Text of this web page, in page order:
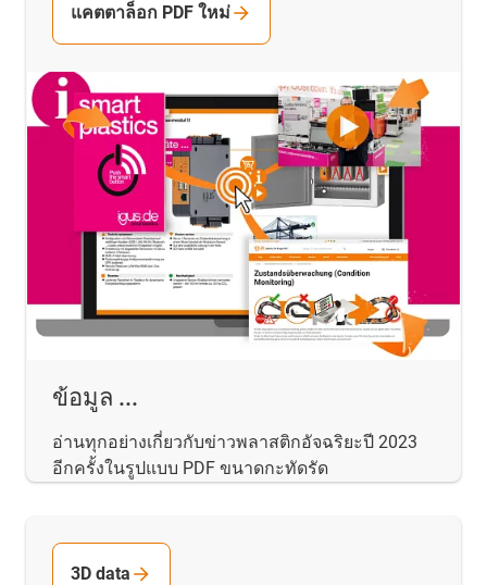
ข้อมูล ...
อ่านทุกอย่างเกี่ยวกับข่าวพลาสติกอัจฉริยะปี 2023
อีกครั้งในรูปแบบ PDF ขนาดกะทัดรัด
แคตตาล็อก PDF ใหม่
3D data